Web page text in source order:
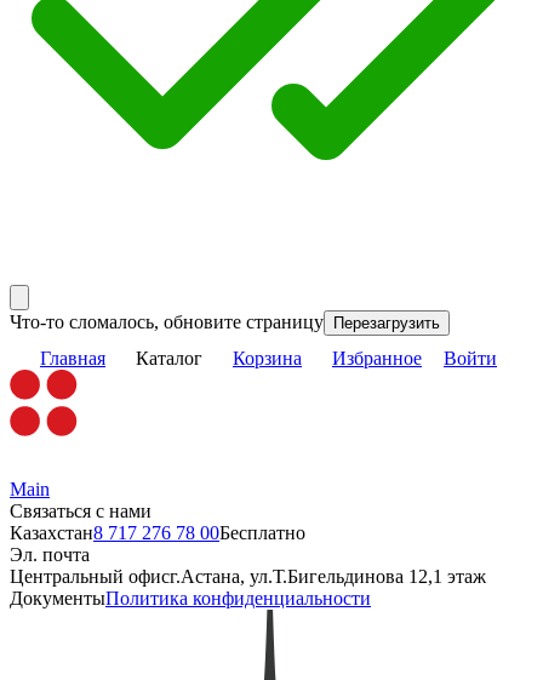
Что-то сломалось, обновите страницу Перезагрузить
Главная Каталог Корзина Избранное Войти
Main
Связаться с нами
Казахстан8 717 276 78 00Бесплатно
Эл. почта
Центральный офисг.Астана, ул.Т.Бигельдинова 12,1 этаж
ДокументыПолитика конфиденциальности